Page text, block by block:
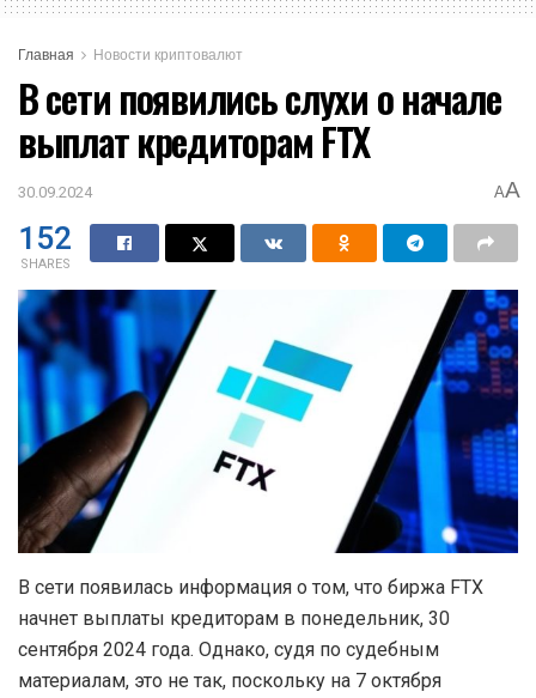
Главная Новости криптовалют
В сети появились слухи о начале
выплат кредиторам FTX
30.09.2024 AA
152
SHARES
В сети появилась информация о том, что биржа FTX
начнет выплаты кредиторам в понедельник, 30
сентября 2024 года. Однако, судя по судебным
материалам, это не так, поскольку на 7 октября